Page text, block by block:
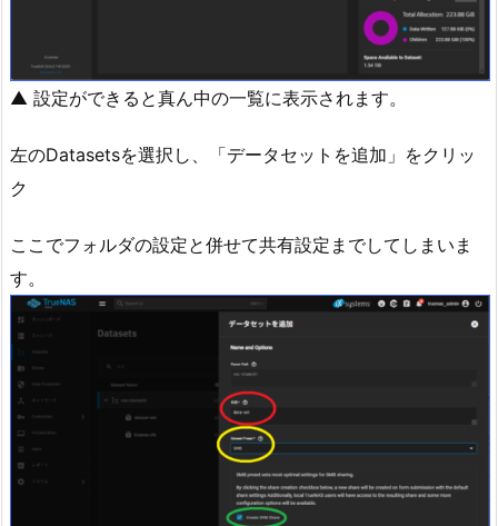
▲ 設定ができると真ん中の一覧に表示されます。
左のDatasetsを選択し、「データセットを追加」をクリッ
ク
ここでフォルダの設定と併せて共有設定までしてしまいま
す。